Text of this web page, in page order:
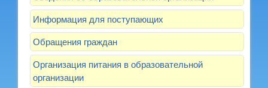
Информация для поступающих
Обращения граждан
Организация питания в образовательной
организации